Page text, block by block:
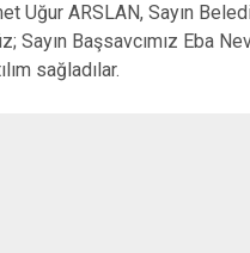
Uğur ARSLAN, Sayın
Sayın Başsavcımız Eba
sağladılar.